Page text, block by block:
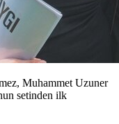
Muhammet Uzuner
setinden ilk